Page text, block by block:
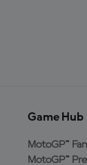
Game Hub
MotoGP™
MotoGP™